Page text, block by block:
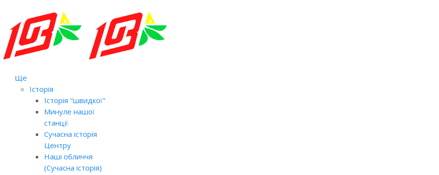
Ще
Історія
Історія "швидкої"
Минуле нашої
станції
Сучасна історія
Центру
Наші обличчя
(Сучасна історія)